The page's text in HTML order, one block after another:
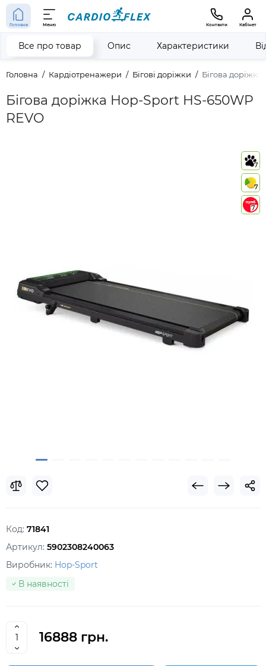
Головна Меню Контакти Кабінет
Головна Кардіотренажери Бігові доріжки Бігова
Бігова доріжка Hop-Sport HS-650WP
REVO
Все про товар Опис Характеристики
7
7
7
Код: 71841
Артикул: 5902308240063
Виробник: Hop-Sport
В наявності
16888 грн.